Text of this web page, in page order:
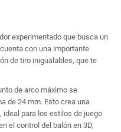
experimentado que busca un
con una importante
de tiro inigualables, que te
de arco máximo se
de 24 mm. Esto crea una
ideal para los estilos de juego
el control del balón en 3D,